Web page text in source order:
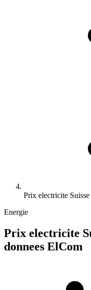
Prix electricite
Energie
Prix electricite
donnees ElCom